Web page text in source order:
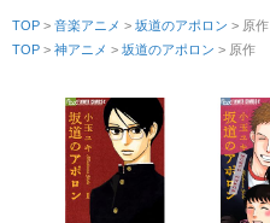
TOP > 音楽アニメ > 坂道のアポロン > 原作
TOP > 神アニメ > 坂道のアポロン > 原作